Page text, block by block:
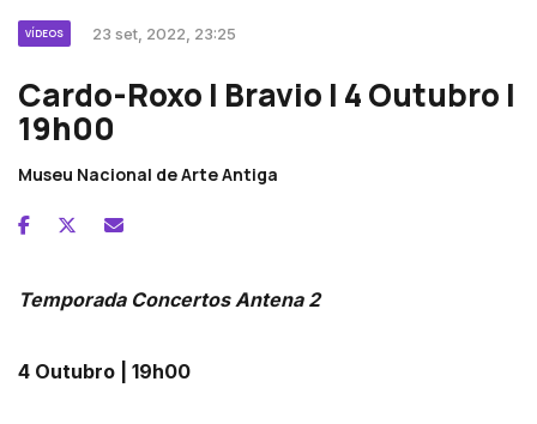
VÍDEOS 23 set, 2022, 23:25
Cardo-Roxo | Bravio | 4 Outubro |
19h00
Museu Nacional de Arte Antiga
Temporada Concertos Antena 2
4 Outubro | 19h00